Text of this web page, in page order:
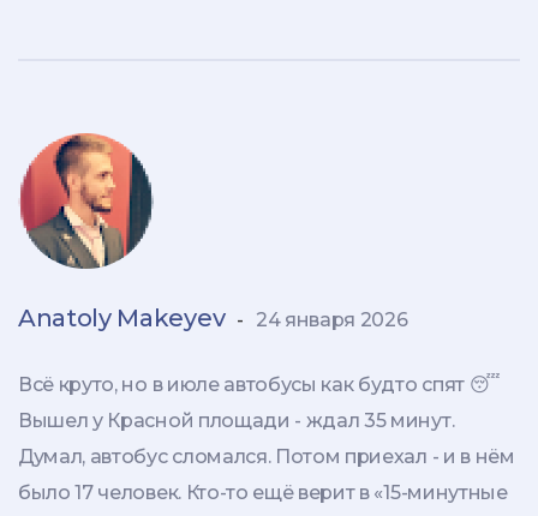
Anatoly Makeyev - 24 января 2026
Всё круто, но в июле автобусы как будто спят 😴
Вышел у Красной площади - ждал 35 минут.
Думал, автобус сломался. Потом приехал - и в нём
было 17 человек. Кто-то ещё верит в «15-минутные